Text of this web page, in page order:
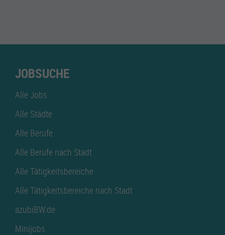
JOBSUCHE
Alle Jobs
Alle Städte
Alle Berufe
Alle Berufe nach Stadt
Alle Tätigkeitsbereiche
Alle Tätigkeitsbereiche nach Stadt
azubiBW.de
Minijobs